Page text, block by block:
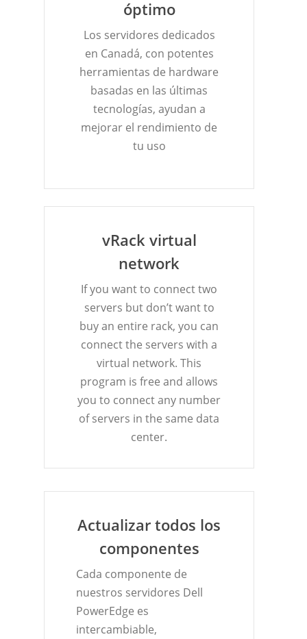
óptimo
Los servidores dedicados
en Canadá, con potentes
herramientas de hardware
basadas en las últimas
tecnologías, ayudan a
mejorar el rendimiento de
tu uso
vRack virtual
network
If you want to connect two
servers but don’t want to
buy an entire rack, you can
connect the servers with a
virtual network. This
program is free and allows
you to connect any number
of servers in the same data
center.
Actualizar todos los
componentes
Cada componente de
nuestros servidores Dell
PowerEdge es
intercambiable,